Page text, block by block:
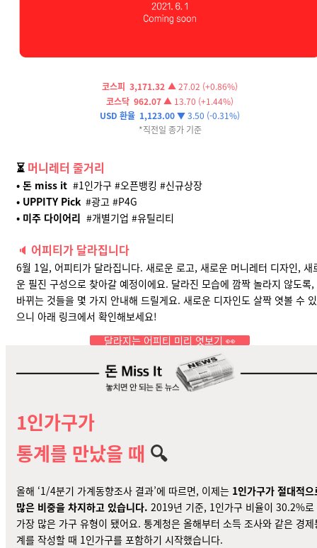
코스피 3,171.32 ▲27.02 (+0.86%)
코스닥 962.07▲ 13.70 (+1.44%)
USD 환율 1,123.00▼3.50 (-0.31%)
*직전일 종가 기준
⏳ 머니레터 줄거리
• 돈 miss it #1인가구 #오픈뱅킹 #신규상장
• UPPITY Pick #광고 #P4G
• 미주 다이어리 #개별기업 #유틸리티
🔈 어피티가 달라집니다
6월 1일, 어피티가 달라집니다. 새로운 로고, 새로운 머니레터 디자인, 새
운 필진 구성으로 찾아갈 예정이에요. 달라진 모습에 깜짝 놀라지 않도록,
바뀌는 것들을 몇 가지 안내해 드릴게요. 새로운 디자인도 살짝 엿볼 수 있
으니 아래 링크에서 확인해보세요!
달라지는 어피티 미리 엿보기 👀
1인가구가
통계를 만났을 때 🔍
올해 ‘1/4분기 가계동향조사 결과’에 따르면, 이제는 1인가구가 절대적으
많은 비중을 차지하고 있습니다. 2019년 기준, 1인가구 비율이 30.2%로
가장 많은 가구 유형이 됐어요. 통계청은 올해부터 소득 조사와 같은 경제
계를 작성할 때 1인가구를 포함하기 시작했습니다.